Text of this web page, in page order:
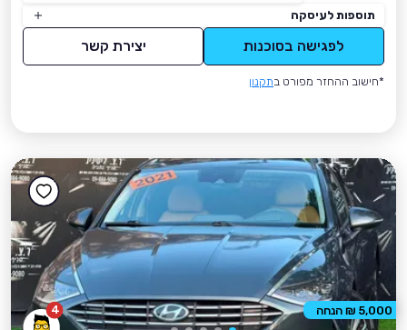
תוספות לעיסקה
לפגישה בסוכנות יצירת קשר
*חישוב ההחזר מפורט בתקנון
4 5,000 ₪ הנחה